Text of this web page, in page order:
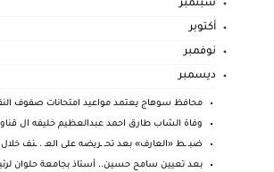
سبتمبر
أكتوبر
نوفمبر
ديسمبر
محافظ سوهاج يعتمد مواعيد امتحانات صفوف
وفاة الشاب طارق احمد عبدالعظيم خليفه ال
ضبـ ـط «العارف» بعد تحـ ـريضه على العـ . ـنف
بعد تعيين سامح حسين.. أستاذ بجامعة حلوان